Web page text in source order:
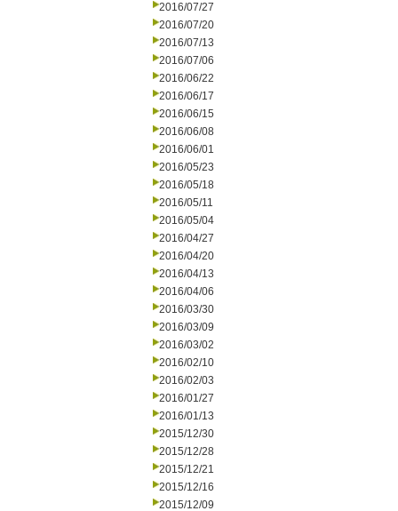
2016/07/27
2016/07/20
2016/07/13
2016/07/06
2016/06/22
2016/06/17
2016/06/15
2016/06/08
2016/06/01
2016/05/23
2016/05/18
2016/05/11
2016/05/04
2016/04/27
2016/04/20
2016/04/13
2016/04/06
2016/03/30
2016/03/09
2016/03/02
2016/02/10
2016/02/03
2016/01/27
2016/01/13
2015/12/30
2015/12/28
2015/12/21
2015/12/16
2015/12/09